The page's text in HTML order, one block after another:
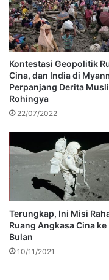
Kontestasi Geopolitik
Cina, dan India di
Perpanjang Derita
Rohingya
22/07/2022
Terungkap, Ini Misi
Ruang Angkasa Cina ke
Bulan
10/11/2021